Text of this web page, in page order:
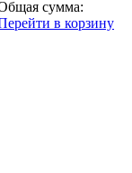
сумма:
в корзину